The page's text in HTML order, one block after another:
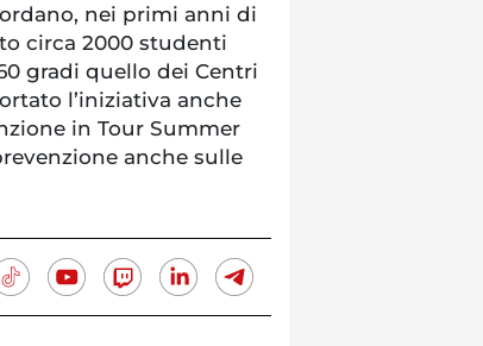
nei primi anni di
circa 2000 studenti
gradi quello dei Centri
l’iniziativa anche
in Tour Summer
anche sulle